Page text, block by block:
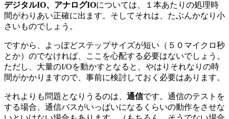
デジタルIO、アナログIOについては、１本あたりの処理時
間がわりあい正確に出ます。そしてそれは、たぶんかなり小
さいものでしょう。
ですから、よっぽどステップサイズが短い（５０マイクロ秒
とか）のでなければ、ここを心配する必要はないでしょう。
ただし、大量のI/Oを動かすとなると、やはりそれなりの時
間がかかりますので、事前に検討しておく必要はあります。
それよりも問題となりうるのは、 通信です。通信のテストを
する場合、通信バスがいっぱいになるくらいの動作をさせな